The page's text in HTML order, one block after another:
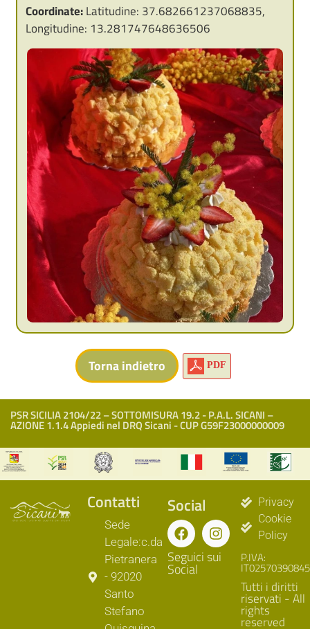
Coordinate:Latitudine: 37.682661237068835,
Longitudine: 13.281747648636506
PDF
PSR SICILIA 2104/22 – SOTTOMISURA 19.2 - P.A.L. SICANI –
AZIONE 1.1.4 Appiedi nel DRQ Sicani - CUP G59F23000000009
Contatti
Sede
Legale:c.da
Pietranera
- 92020
Santo
Stefano
Social
Seguici sui
Social
Privacy
Cookie
Policy
P.IVA:
IT02570390845
Tutti i diritti
riservati - All
rights
reserved